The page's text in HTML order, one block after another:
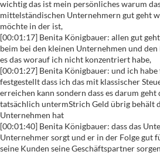
wichtig das ist mein persönliches warum
mittelständischen Unternehmern gut geht
möchte in der ist,
[00:01:17] Benita Königbauer: allen gut
beim bei den kleinen Unternehmen und
es das worauf ich nicht konzentriert habe,
[00:01:27] Benita Königbauer: und ich
festgestellt dass ich das mit klassischer
erreichen kann sondern dass es darum
tatsächlich untermStrich Geld übrig behält
Unternehmen hat
[00:01:40] Benita Königbauer: dass das
Unternehmer sorgt und er in der Folge gut
seine Kunden seine Geschäftspartner